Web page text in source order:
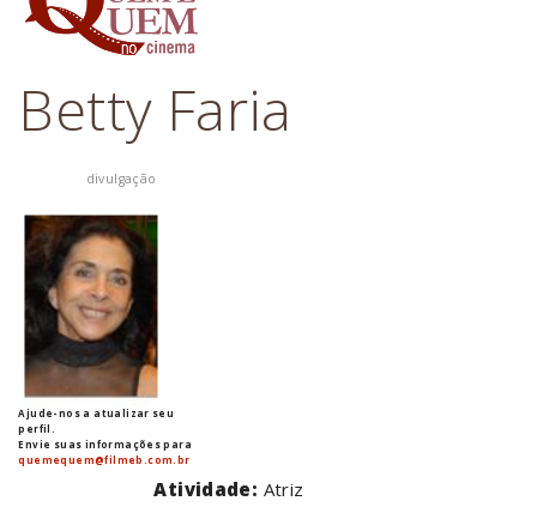
Betty Faria
divulgação
Ajude-nos a atualizar seu
perfil.
Envie suas informações para
quemequem@filmeb.com.br
Atividade: Atriz